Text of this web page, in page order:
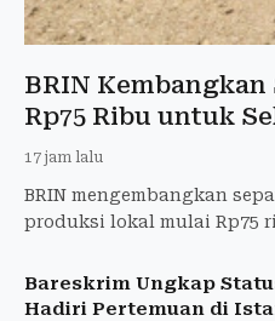
BRIN
Rp75 Ribu untuk
17 jam lalu
BRIN mengembangkan
produksi lokal mulai Rp75
Bareskrim Ungkap
Hadiri Pertemuan di